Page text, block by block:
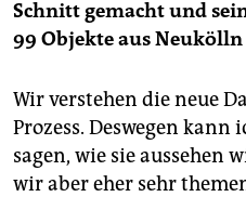
Schnitt gemacht und
99 Objekte aus
Wir verstehen die neue
Prozess. Deswegen
sagen, wie sie aussehen
wir aber eher sehr